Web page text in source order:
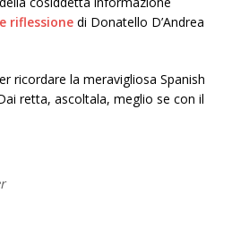
riflessione di Donatello D’Andrea
ricordare la meravigliosa Spanish
retta, ascoltala, meglio se con il